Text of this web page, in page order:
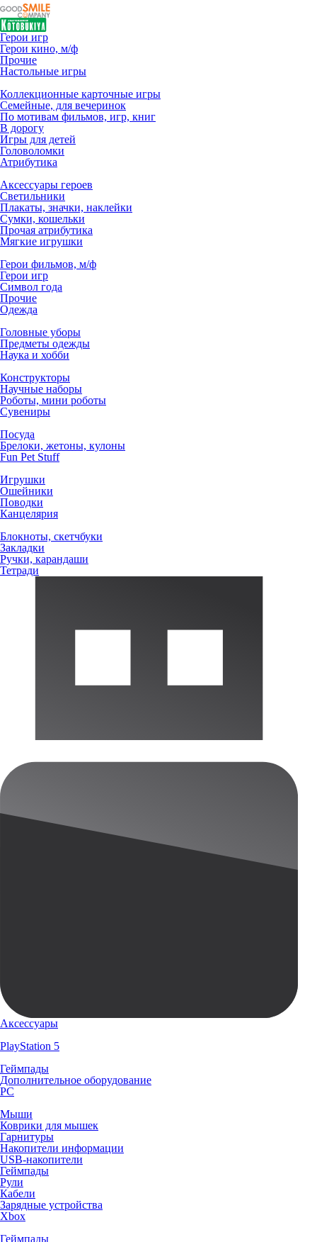
Герои игр
Герои кино, м/ф
Прочие
Настольные игры
Коллекционные карточные игры
Семейные, для вечеринок
По мотивам фильмов, игр, книг
В дорогу
Игры для детей
Головоломки
Атрибутика
Аксессуары героев
Светильники
Плакаты, значки, наклейки
Сумки, кошельки
Прочая атрибутика
Мягкие игрушки
Герои фильмов, м/ф
Герои игр
Символ года
Прочие
Одежда
Головные уборы
Предметы одежды
Наука и хобби
Конструкторы
Научные наборы
Роботы, мини роботы
Сувениры
Посуда
Брелоки, жетоны, кулоны
Fun Pet Stuff
Игрушки
Ошейники
Поводки
Канцелярия
Блокноты, скетчбуки
Закладки
Ручки, карандаши
Тетради
Аксессуары
PlayStation 5
Геймпады
Дополнительное оборудование
PC
Мыши
Коврики для мышек
Гарнитуры
Накопители информации
USB-накопители
Геймпады
Рули
Кабели
Зарядные устройства
Xbox
Геймпады